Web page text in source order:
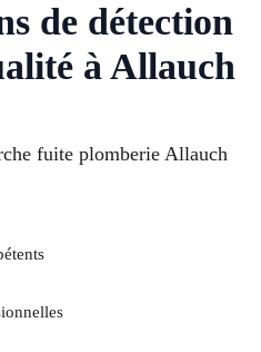
de détection
à Allauch
fuite plomberie Allauch